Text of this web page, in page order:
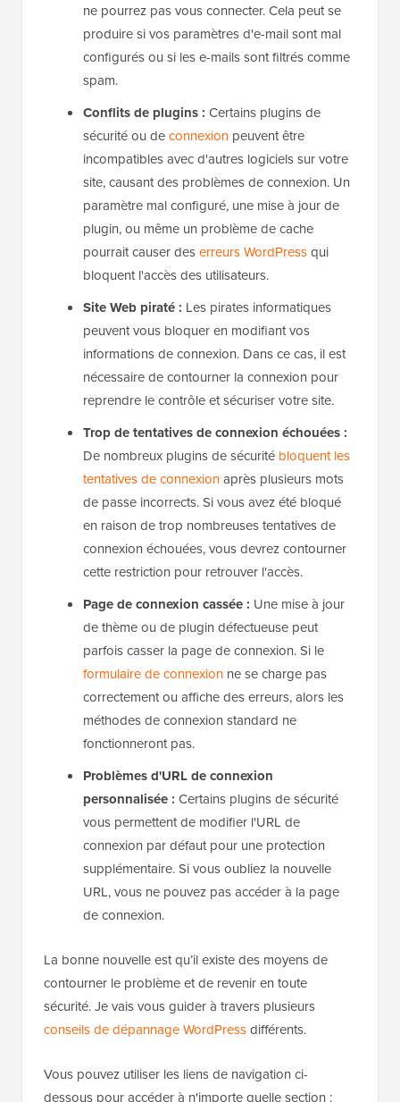
ne pourrez pas vous connecter. Cela peut se
produire si vos paramètres d'e-mail sont mal
configurés ou si les e-mails sont filtrés comme
spam.
Conflits de plugins : Certains plugins de
sécurité ou deconnexion peuvent être
incompatibles avec d'autres logiciels sur votre
site, causant des problèmes de connexion. Un
paramètre mal configuré, une mise à jour de
plugin, ou même un problème de cache
pourrait causer deserreurs WordPressqui
bloquent l'accès des utilisateurs.
Site Web piraté : Les pirates informatiques
peuvent vous bloquer en modifiant vos
informations de connexion. Dans ce cas, il est
nécessaire de contourner la connexion pour
reprendre le contrôle et sécuriser votre site.
Trop de tentatives de connexion échouées :
De nombreux plugins de sécurité bloquent les
tentatives de connexionaprès plusieurs mots
de passe incorrects. Si vous avez été bloqué
en raison de trop nombreuses tentatives de
connexion échouées, vous devrez contourner
cette restriction pour retrouver l'accès.
Page de connexion cassée : Une mise à jour
de thème ou de plugin défectueuse peut
parfois casser la page de connexion. Si le
formulaire de connexion ne se charge pas
correctement ou affiche des erreurs, alors les
méthodes de connexion standard ne
fonctionneront pas.
Problèmes d'URL de connexion
personnalisée : Certains plugins de sécurité
vous permettent de modifier l'URL de
connexion par défaut pour une protection
supplémentaire. Si vous oubliez la nouvelle
URL, vous ne pouvez pas accéder à la page
de connexion.
La bonne nouvelle est qu’il existe des moyens de
contourner le problème et de revenir en toute
sécurité. Je vais vous guider à travers plusieurs
conseils de dépannage WordPressdifférents.
Vous pouvez utiliser les liens de navigation ci-
dessous pour accéder à n'importe quelle section :